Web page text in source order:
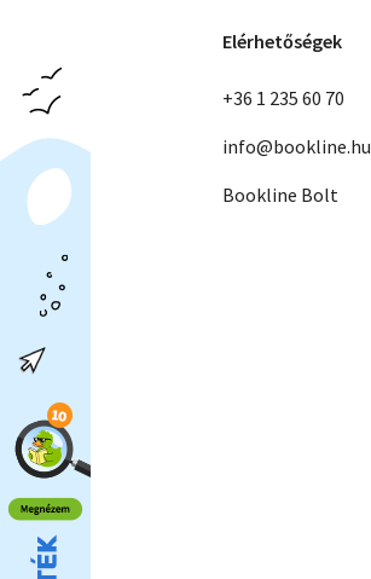
Elérhetőségek
+36 1 235 60 70
info@bookline.hu
Bookline Bolt